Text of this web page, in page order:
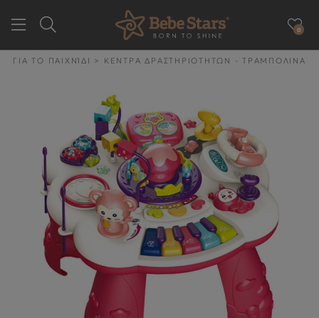
GR EN
ΕΤΑΙΡΕΙΑ
ΓΙΑ ΤΗΝ ΒΟΛΤΑ
ΓΙΑ ΤΟ ΑΥΤΟΚΙΝΗΤΟ
ΓΙΑ ΤΗΝ ΥΓΙΕΙΝΉ & ΤΟ
0
ΓΙΑ ΤΟ ΠΑΙΧΝΊΔΙ > ΚΕΝΤΡΑ ΔΡΑΣΤΗΡΙΟΤΗΤΩΝ - ΤΡΑΜΠΟΛΙΝΑ